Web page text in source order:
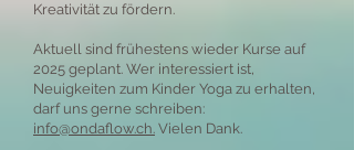
Kreativität zu fördern.
Aktuell sind frühestens wieder Kurse auf
2025 geplant. Wer interessiert ist,
Neuigkeiten zum Kinder Yoga zu erhalten,
darf uns gerne schreiben:
info@ondaflow.ch. Vielen Dank.